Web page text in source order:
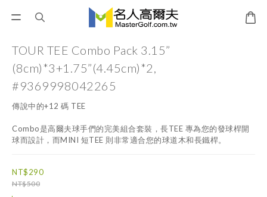
TOUR TEE Combo Pack 3.15”
(8cm)*3+1.75”(4.45cm)*2,
#9369998042265
傳說中的+12 碼 TEE
Combo是高爾夫球手們的完美組合套裝，長TEE 專為您的發球桿開
球而設計，而MINI 短TEE 則非常適合您的球道木和長鐵桿。
NT$290
NT$500